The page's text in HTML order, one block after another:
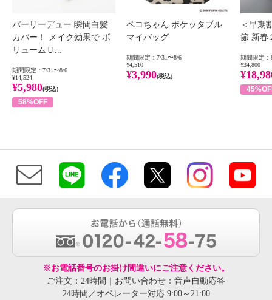
パーリーデュー 瞬間白髪
カバー！ メイク効果で ボ
リュームＵ...
期間限定：7/31〜8/6
¥14,524
¥5,980(税込)
58%OFF
ペコちゃん ポケッタブル
マイバッグ
期間限定：7/31〜8/6
¥4,510
¥3,990(税込)
＜早期
節 新春
期間限定：
¥34,800
※お電話番号のお掛け間違いにご注意ください。
ご注文：24時間｜お問い合わせ：音声自動応答
24時間／オペレーター対応 9:00～21:00